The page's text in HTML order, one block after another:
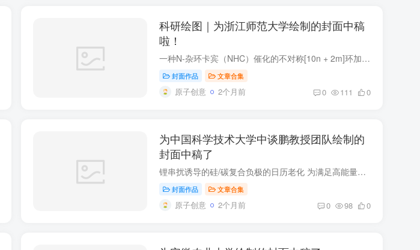
科研绘图｜为浙江师范大学绘制的封面中稿
啦！
一种N-杂环卡宾（NHC）催化的不对称[10n + 2m]环加成反应，以茚-2-甲醛为全碳10n前体，构建手性螺吲哚酮-γ-丁内酯（对映体过量值高达93%） 。该方法无需基于氮的高级烯底物，通过与NHC结合的异...
封面作品 文章合集
原子创意 2个月前 0 111 0
为中国科学技术大学中谈鹏教授团队绘制的
封面中稿了
锂串扰诱导的硅/碳复合负极的日历老化 为满足高能量密度的应用需求，采用硅/石墨（Si/C）复合负极的锂离子电池（LIBs）正逐步提升市场占有率。与普遍认为的锂离子电池自放电率低这一观点相悖，...
封面作品 文章合集
原子创意 2个月前 0 98 0